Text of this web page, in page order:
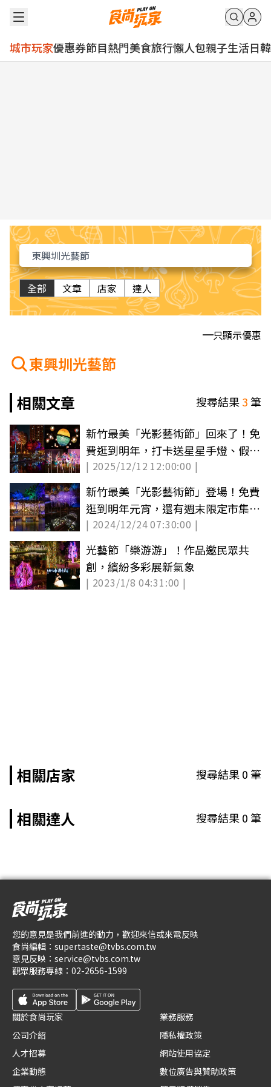
城市玩家優惠券節目熱門美食旅行懶人包親子生活日韓
全部 文章 店家 達人
只顯示優惠
東興圳光藝節
相關文章
搜尋結果3筆
新竹最美「光影藝術節」回來了！免
費逛到明年，打卡送星星手燈、假日
有市集
| 2025/12/12 12:00:00 |
新竹最美「光影藝術節」登場！免費
逛到明年元宵，還有週末限定市集、
表演
| 2024/12/24 07:30:00 |
光藝節「樂游游」！作品邀民眾共
創，繽紛多彩展新氣象
| 2023/1/8 04:31:00 |
相關店家 搜尋結果0筆
相關達人 搜尋結果0筆
您的意見是我們前進的動力，歡迎來信或來電反映
食尚編輯： supertaste@tvbs.com.tw
意見反映： service@tvbs.com.tw
觀眾服務專線： 02-2656-1599
關於食尚玩家
公司介紹
人才招募
企業動態
業務服務
隱私權政策
網站使用協定
數位廣告與贊助政策